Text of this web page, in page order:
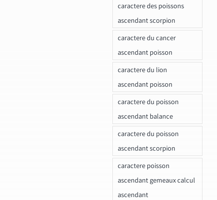
caractere des poissons
ascendant scorpion
caractere du cancer
ascendant poisson
caractere du lion
ascendant poisson
caractere du poisson
ascendant balance
caractere du poisson
ascendant scorpion
caractere poisson
ascendant gemeaux calcul
ascendant